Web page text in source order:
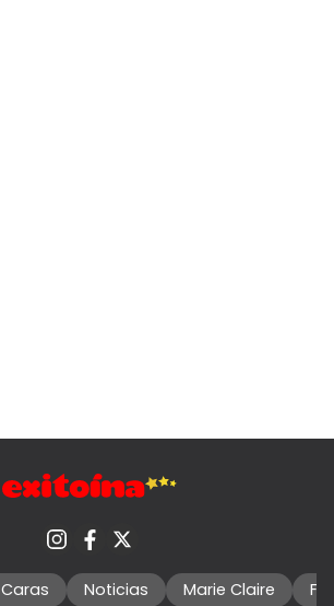
Caras Noticias Marie Claire